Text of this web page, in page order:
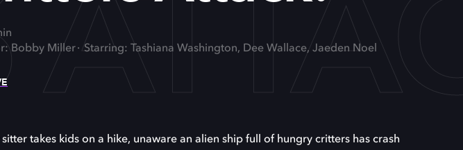
Bobby Miller
Starring: Tashiana Washington, Dee Wallace, Jaeden Noel
takes kids on a hike, unaware an alien ship full of hungry critters has crash